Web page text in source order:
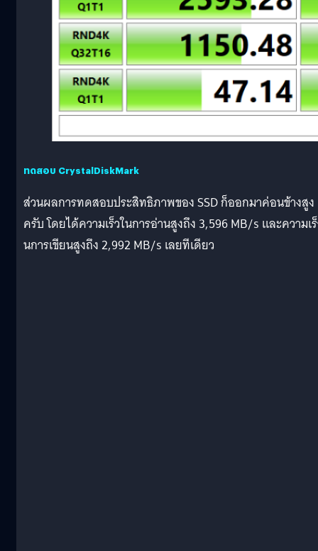
ทดสอบ CrystalDiskMark
ส่วนผลการทดสอบประสิทธิภาพของ SSD ก็ออกมาค่อนข้างสูง
ครับ โดยได้ความเร็วในการอ่านสูงถึง 3,596 MB/s และความเ
นการเขียนสูงถึง 2,992 MB/s เลยทีเดียว